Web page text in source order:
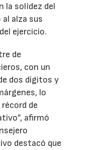
la solidez del
alza sus
ejercicio.
de
con un
dos dígitos y
lo
de
afirmó
destacó que